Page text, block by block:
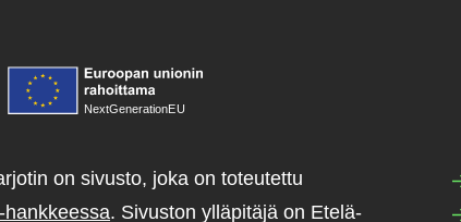
NextGenerationEU
on sivusto, joka on toteutettu
. Sivuston ylläpitäjä on Etelä-